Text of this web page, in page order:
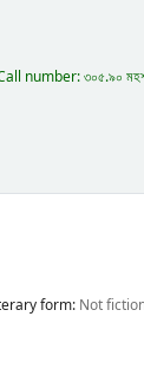
number:৩০৫.৯০
form: Not